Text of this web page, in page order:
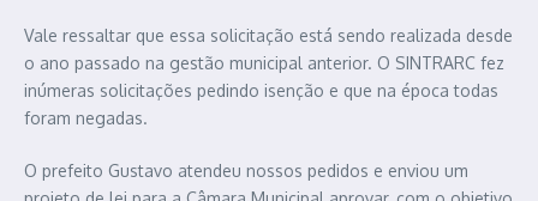
Vale ressaltar que essa solicitação está sendo realizada desde
o ano passado na gestão municipal anterior. O SINTRARC fez
inúmeras solicitações pedindo isenção e que na época todas
foram negadas.
O prefeito Gustavo atendeu nossos pedidos e enviou um